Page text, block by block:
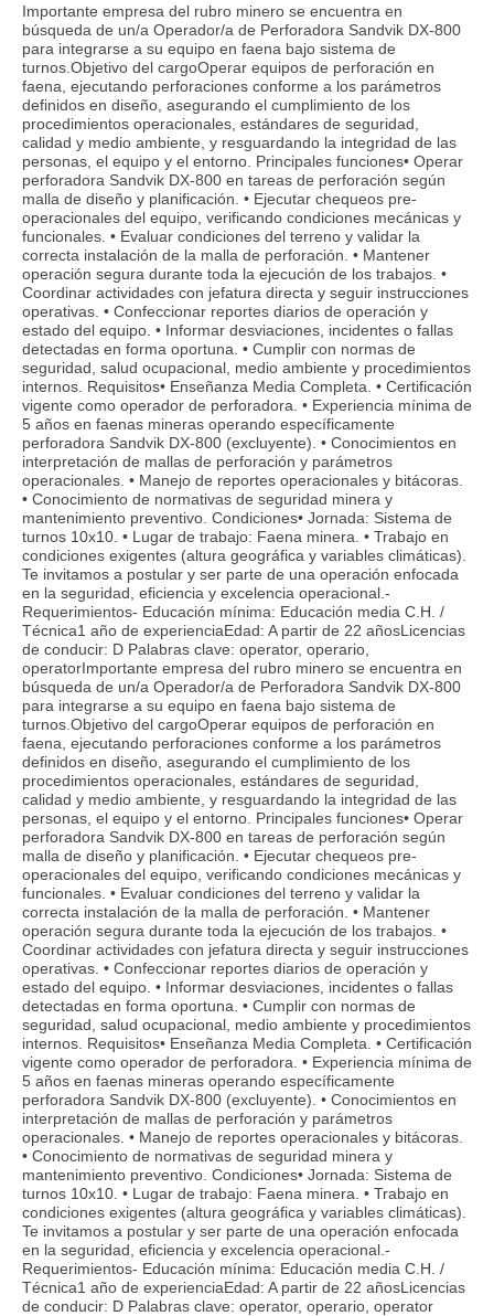
Importante empresa del rubro minero se encuentra en
búsqueda de un/a Operador/a de Perforadora Sandvik DX-800
para integrarse a su equipo en faena bajo sistema de
turnos.Objetivo del cargoOperar equipos de perforación en
faena, ejecutando perforaciones conforme a los parámetros
definidos en diseño, asegurando el cumplimiento de los
procedimientos operacionales, estándares de seguridad,
calidad y medio ambiente, y resguardando la integridad de las
personas, el equipo y el entorno. Principales funciones• Operar
perforadora Sandvik DX-800 en tareas de perforación según
malla de diseño y planificación. • Ejecutar chequeos pre-
operacionales del equipo, verificando condiciones mecánicas y
funcionales. • Evaluar condiciones del terreno y validar la
correcta instalación de la malla de perforación. • Mantener
operación segura durante toda la ejecución de los trabajos. •
Coordinar actividades con jefatura directa y seguir instrucciones
operativas. • Confeccionar reportes diarios de operación y
estado del equipo. • Informar desviaciones, incidentes o fallas
detectadas en forma oportuna. • Cumplir con normas de
seguridad, salud ocupacional, medio ambiente y procedimientos
internos. Requisitos• Enseñanza Media Completa. • Certificación
vigente como operador de perforadora. • Experiencia mínima de
5 años en faenas mineras operando específicamente
perforadora Sandvik DX-800 (excluyente). • Conocimientos en
interpretación de mallas de perforación y parámetros
operacionales. • Manejo de reportes operacionales y bitácoras.
• Conocimiento de normativas de seguridad minera y
mantenimiento preventivo. Condiciones• Jornada: Sistema de
turnos 10x10. • Lugar de trabajo: Faena minera. • Trabajo en
condiciones exigentes (altura geográfica y variables climáticas).
Te invitamos a postular y ser parte de una operación enfocada
en la seguridad, eficiencia y excelencia operacional.-
Requerimientos- Educación mínima: Educación media C.H. /
Técnica1 año de experienciaEdad: A partir de 22 añosLicencias
de conducir: D Palabras clave: operator, operario,
operatorImportante empresa del rubro minero se encuentra en
búsqueda de un/a Operador/a de Perforadora Sandvik DX-800
para integrarse a su equipo en faena bajo sistema de
turnos.Objetivo del cargoOperar equipos de perforación en
faena, ejecutando perforaciones conforme a los parámetros
definidos en diseño, asegurando el cumplimiento de los
procedimientos operacionales, estándares de seguridad,
calidad y medio ambiente, y resguardando la integridad de las
personas, el equipo y el entorno. Principales funciones• Operar
perforadora Sandvik DX-800 en tareas de perforación según
malla de diseño y planificación. • Ejecutar chequeos pre-
operacionales del equipo, verificando condiciones mecánicas y
funcionales. • Evaluar condiciones del terreno y validar la
correcta instalación de la malla de perforación. • Mantener
operación segura durante toda la ejecución de los trabajos. •
Coordinar actividades con jefatura directa y seguir instrucciones
operativas. • Confeccionar reportes diarios de operación y
estado del equipo. • Informar desviaciones, incidentes o fallas
detectadas en forma oportuna. • Cumplir con normas de
seguridad, salud ocupacional, medio ambiente y procedimientos
internos. Requisitos• Enseñanza Media Completa. • Certificación
vigente como operador de perforadora. • Experiencia mínima de
5 años en faenas mineras operando específicamente
perforadora Sandvik DX-800 (excluyente). • Conocimientos en
interpretación de mallas de perforación y parámetros
operacionales. • Manejo de reportes operacionales y bitácoras.
• Conocimiento de normativas de seguridad minera y
mantenimiento preventivo. Condiciones• Jornada: Sistema de
turnos 10x10. • Lugar de trabajo: Faena minera. • Trabajo en
condiciones exigentes (altura geográfica y variables climáticas).
Te invitamos a postular y ser parte de una operación enfocada
en la seguridad, eficiencia y excelencia operacional.-
Requerimientos- Educación mínima: Educación media C.H. /
Técnica1 año de experienciaEdad: A partir de 22 añosLicencias
de conducir: D Palabras clave: operator, operario, operator